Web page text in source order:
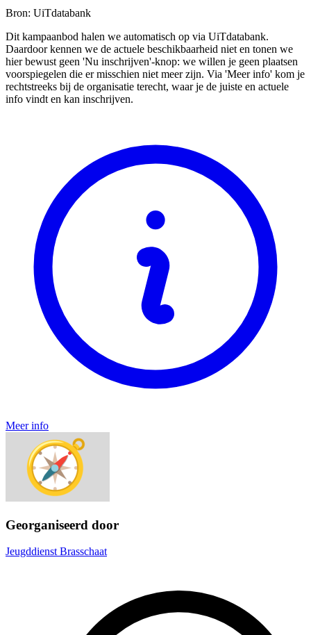
Bron: UiTdatabank
Dit kampaanbod halen we automatisch op via UiTdatabank.
Daardoor kennen we de actuele beschikbaarheid niet en tonen we
hier bewust geen 'Nu inschrijven'-knop: we willen je geen plaatsen
voorspiegelen die er misschien niet meer zijn. Via 'Meer info' kom je
rechtstreeks bij de organisatie terecht, waar je de juiste en actuele
info vindt en kan inschrijven.
Meer info
Georganiseerd door
Jeugddienst Brasschaat